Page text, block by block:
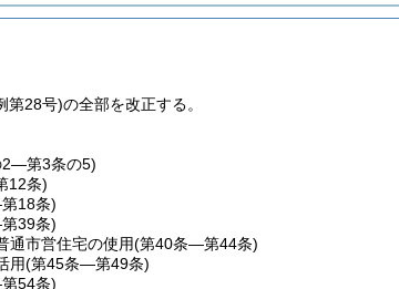
28号)の全部を改正する。
2―第3条の5)
12条)
18条)
39条)
通市営住宅の使用(第40条―第44条)
用(第45条―第49条)
54条)